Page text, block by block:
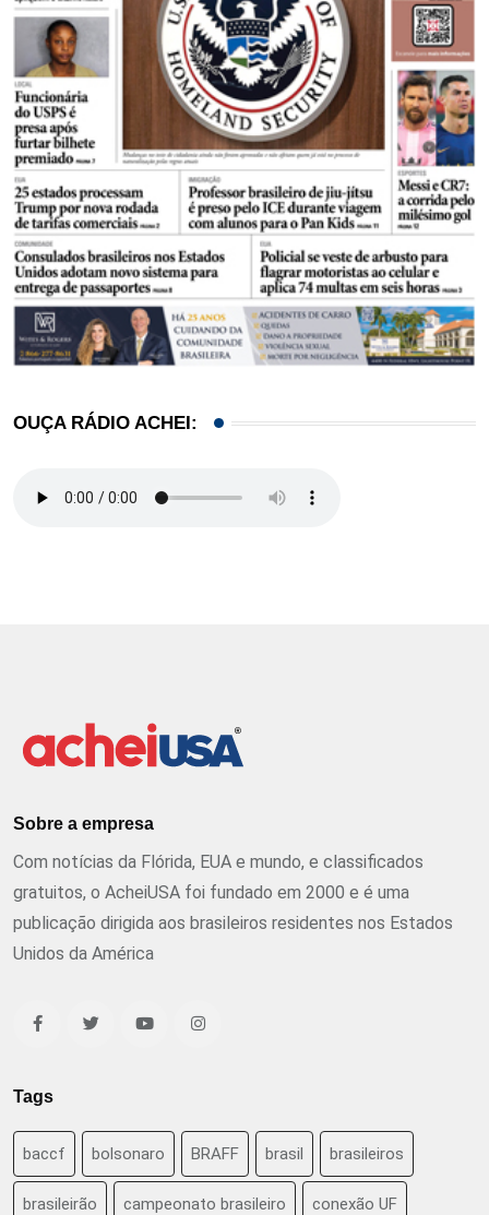
OUÇA RÁDIO ACHEI:
Sobre a empresa
Com notícias da Flórida, EUA e mundo, e classificados
gratuitos, o AcheiUSA foi fundado em 2000 e é uma
publicação dirigida aos brasileiros residentes nos Estados
Unidos da América
Tags
baccf bolsonaro BRAFF brasil brasileiros
brasileirão campeonato brasileiro conexão UF